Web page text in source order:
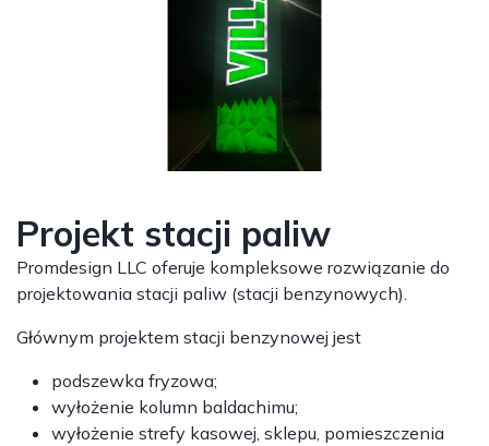
Projekt stacji paliw
Promdesign LLC oferuje kompleksowe rozwiązanie do
projektowania stacji paliw (stacji benzynowych).
Głównym projektem stacji benzynowej jest
podszewka fryzowa;
wyłożenie kolumn baldachimu;
wyłożenie strefy kasowej, sklepu, pomieszczenia